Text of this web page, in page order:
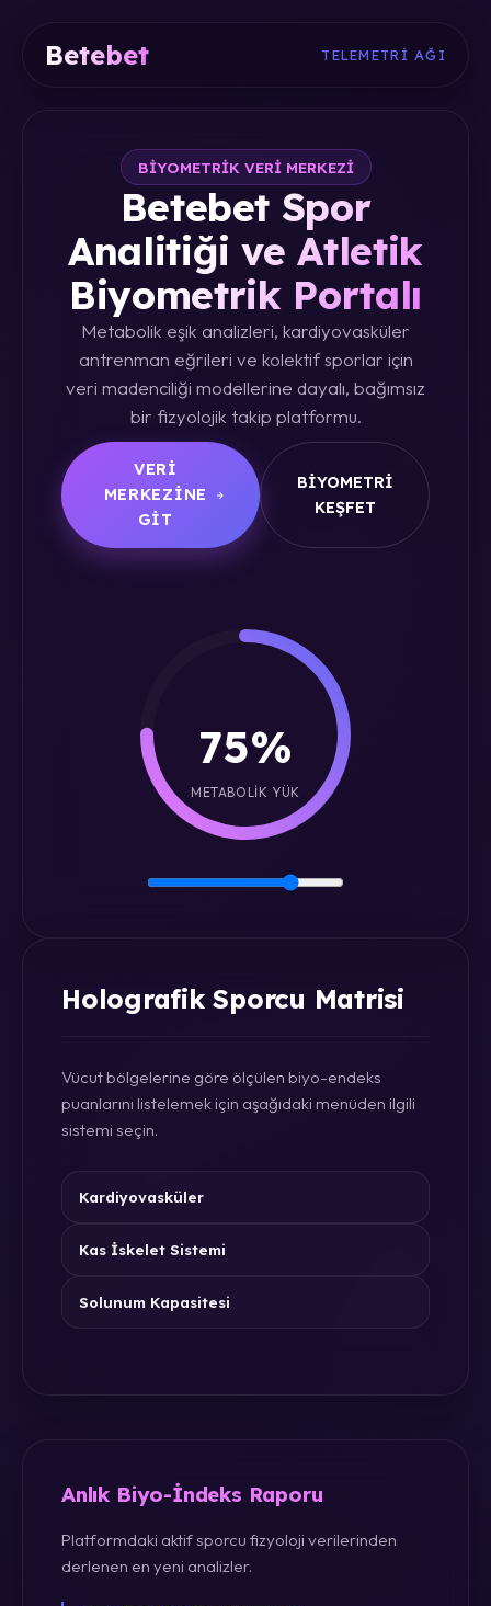
Betebet TELEMETRI AĞI
BIYOMETRIK VERI MERKEZI
Betebet Spor
Analitiği ve Atletik
Biyometrik Portalı
Metabolik eşik analizleri, kardiyovasküler
antrenman eğrileri ve kolektif sporlar için
veri madenciliği modellerine dayalı, bağımsız
bir fizyolojik takip platformu.
VERI
MERKEZINE
GIT
BIYOMETRI
KEŞFET
75%
METABOLIK YÜK
Holografik Sporcu Matrisi
Vücut bölgelerine göre ölçülen biyo-endeks
puanlarını listelemek için aşağıdaki menüden ilgili
sistemi seçin.
Kardiyovasküler
Kas İskelet Sistemi
Solunum Kapasitesi
Anlık Biyo-İndeks Raporu
Platformdaki aktif sporcu fizyoloji verilerinden
derlenen en yeni analizler.